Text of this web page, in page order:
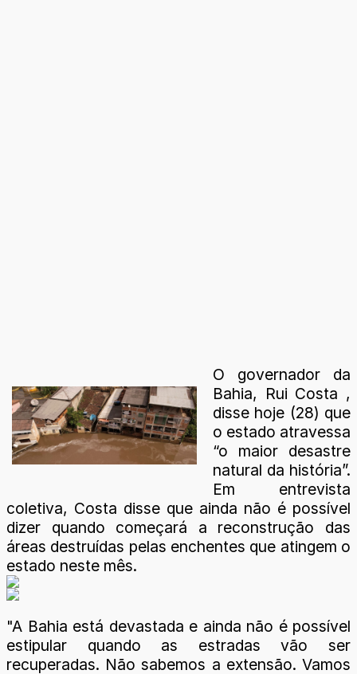
O governador da
Bahia, Rui Costa ,
disse hoje (28) que
o estado atravessa
“o maior desastre
natural da história”.
Em entrevista
coletiva, Costa disse que ainda não é possível
dizer quando começará a reconstrução das
áreas destruídas pelas enchentes que atingem o
estado neste mês.
"A Bahia está devastada e ainda não é possível
estipular quando as estradas vão ser
recuperadas. Não sabemos a extensão. Vamos